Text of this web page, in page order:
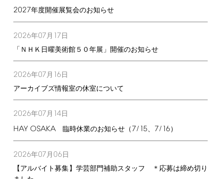
2027年度開催展覧会のお知らせ
2026年07月 17日
「ＮＨＫ日曜美術館５０年展」開催のお知らせ
2026年07月 16日
アーカイブズ情報室の休室について
2026年07月 14日
HAY OSAKA臨時休業のお知らせ（7/15、 7/16）
2026年07月 06日
【アルバイト募集】学芸部門補助スタッフ ＊応募は締め切り